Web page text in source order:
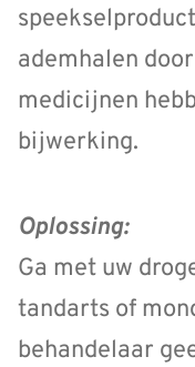
ademhalen
medicijnen
bijwerking.
Oplossing:
Ga met uw
tandarts of
behandelaar